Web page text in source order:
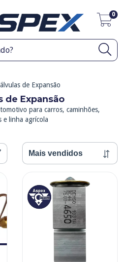
0
de Expansão
de Expansão
para carros, caminhões,
e linha agrícola